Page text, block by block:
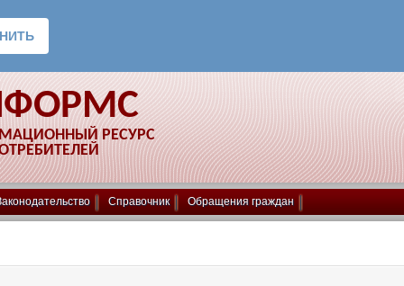
РЕСУРС
Справочник Обращения граждан